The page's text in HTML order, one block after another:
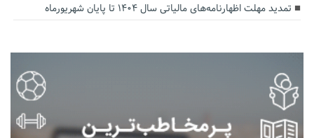
تمدید مهلت اظهارنامه‌های مالیاتی سال ۱۴۰۴ تا پایان شهریورماه